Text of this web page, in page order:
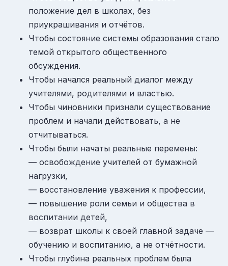
положение дел в школах, без
приукрашивания и отчётов.
Чтобы состояние системы образования стало
темой открытого общественного
обсуждения.
Чтобы начался реальный диалог между
учителями, родителями и властью.
Чтобы чиновники признали существование
проблем и начали действовать, а не
отчитываться.
Чтобы были начаты реальные перемены:
— освобождение учителей от бумажной
нагрузки,
— восстановление уважения к профессии,
— повышение роли семьи и общества в
воспитании детей,
— возврат школы к своей главной задаче —
обучению и воспитанию, а не отчётности.
Чтобы глубина реальных проблем была